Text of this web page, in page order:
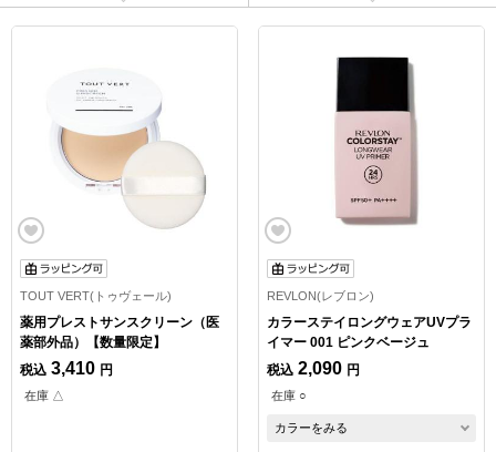
TOUT VERT(トゥヴェール)
薬用プレストサンスクリーン（医
薬部外品）【数量限定】
税込 3,410 円
在庫 △
REVLON(レブロン)
カラーステイロングウェアUVプラ
イマー 001 ピンクベージュ
税込 2,090 円
在庫 ○
カラーをみる